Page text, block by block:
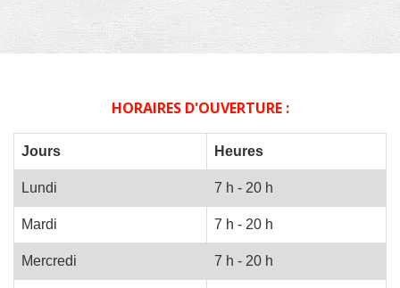
HORAIRES D'OUVERTURE :
Jours Heures
Lundi 7 h - 20 h
Mardi 7 h - 20 h
Mercredi 7 h - 20 h